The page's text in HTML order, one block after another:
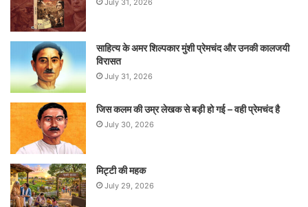
July 31, 2026
साहित्य के अमर शिल्पकार मुंशी प्रेमचंद और उनकी कालजयी
विरासत
July 31, 2026
जिस कलम की उम्र लेखक से बड़ी हो गई – वही प्रेमचंद है
July 30, 2026
मिट्टी की महक
July 29, 2026